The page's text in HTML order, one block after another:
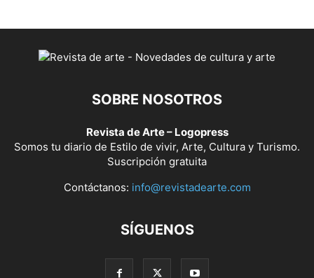
SOBRE NOSOTROS
Revista de Arte – Logopress
Somos tu diario de Estilo de vivir, Arte, Cultura y Turismo.
Suscripción gratuita
Contáctanos: info@revistadearte.com
SÍGUENOS